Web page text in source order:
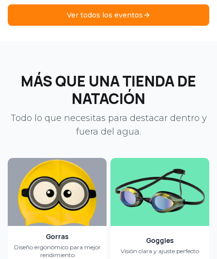
Ver todos los eventos
MÁS QUE UNA TIENDA DE
NATACIÓN
Todo lo que necesitas para destacar dentro y
fuera del agua.
Gorras
Diseño ergonómico para mejor
rendimiento
Goggles
Visión clara y ajuste perfecto